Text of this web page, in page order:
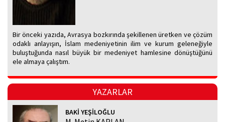
Bir önceki yazıda, Avrasya bozkırında şekillenen üretken ve çözüm
odaklı anlayışın, İslam medeniyetinin ilim ve kurum geleneğiyle
buluştuğunda nasıl büyük bir medeniyet hamlesine dönüştüğünü
ele almaya çalıştım.
YAZARLAR
BAKİ YEŞİLOĞLU